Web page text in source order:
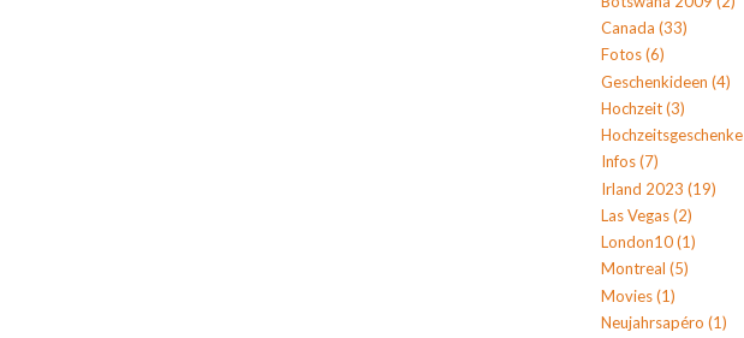
Canada (33)
Fotos(6)
Geschenkideen (4)
Hochzeit(3)
Hochzeitsgeschenke
Infos(7)
Irland 2023 (19)
Las Vegas(2)
London10(1)
Montreal (5)
Movies(1)
Neujahrsapéro (1)